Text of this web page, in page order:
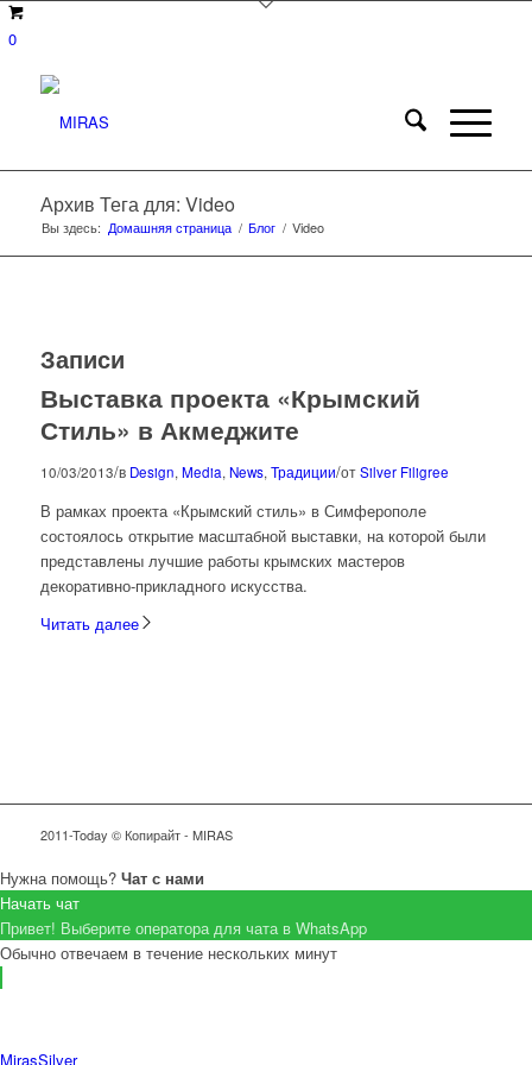
0
Архив Тега для: Video
Вы здесь: Домашняя страница / Блог / Video
Записи
Выставка проекта «Крымский
Стиль» в Акмеджите
10/03/2013/в Design, Media, News, Традиции/отSilver Filigree
В рамках проекта «Крымский стиль» в Симферополе
состоялось открытие масштабной выставки, на которой были
представлены лучшие работы крымских мастеров
декоративно-прикладного искусства.
Читать далее
2011-Today © Копирайт - MIRAS
Нужна помощь? Чат с нами
Начать чат
Привет! Выберите оператора для чата в WhatsApp
Обычно отвечаем в течение нескольких минут
MirasSilver